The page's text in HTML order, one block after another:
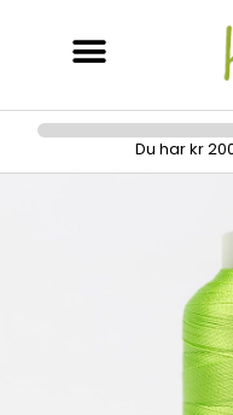
Du har kr